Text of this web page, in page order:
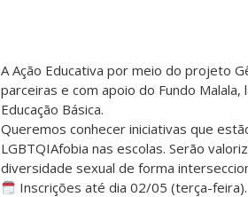
A Ação Educativa por meio do projeto
parceiras e com apoio do Fundo Malala,
Educação Básica.
Queremos conhecer iniciativas que
LGBTQIAfobia nas escolas. Serão
diversidade sexual de forma
Inscrições até dia 02/05 (terça-feira).